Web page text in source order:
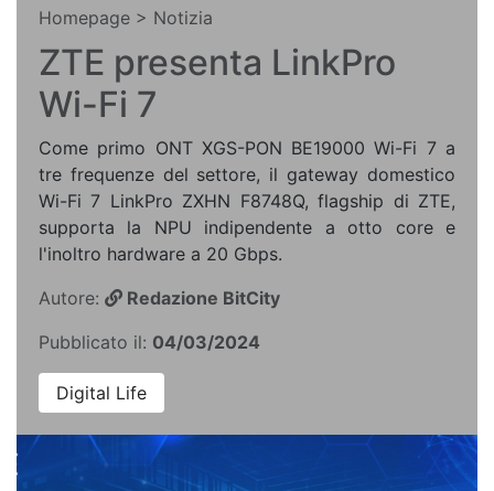
Homepage > Notizia
ZTE presenta LinkPro
Wi-Fi 7
Come primo ONT XGS-PON BE19000 Wi-Fi 7 a
tre frequenze del settore, il gateway domestico
Wi-Fi 7 LinkPro ZXHN F8748Q, flagship di ZTE,
supporta la NPU indipendente a otto core e
l'inoltro hardware a 20 Gbps.
Autore:
Redazione BitCity
Pubblicato il: 04/03/2024
Digital Life